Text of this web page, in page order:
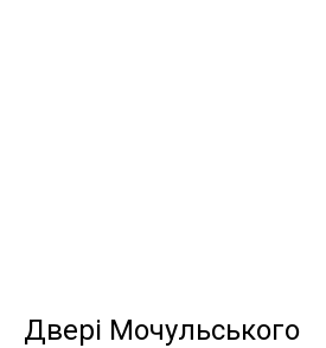
Двері Мочульського